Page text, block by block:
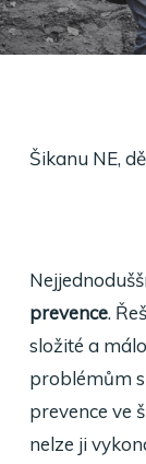
Šikanu NE,
prevence.
složité a
problémům
prevence ve
nelze ji